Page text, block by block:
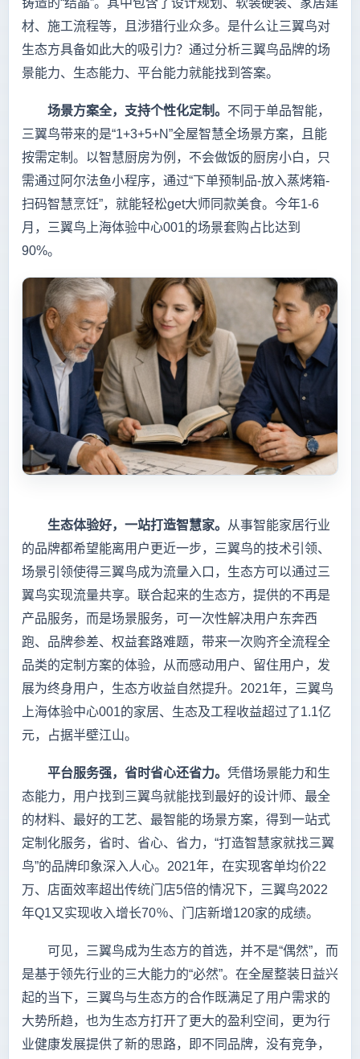
铸造的“结晶”。其中包含了设计规划、软装硬装、家居建
材、施工流程等，且涉猎行业众多。是什么让三翼鸟对
生态方具备如此大的吸引力？通过分析三翼鸟品牌的场
景能力、生态能力、平台能力就能找到答案。
场景方案全，支持个性化定制。 不同于单品智能，
三翼鸟带来的是“1+3+5+N”全屋智慧全场景方案，且能
按需定制。以智慧厨房为例，不会做饭的厨房小白，只
需通过阿尔法鱼小程序，通过“下单预制品-放入蒸烤箱-
扫码智慧烹饪”，就能轻松get大师同款美食。今年1-6
月，三翼鸟上海体验中心001的场景套购占比达到
90%。
生态体验好，一站打造智慧家。
从事智能家居行业
的品牌都希望能离用户更近一步，三翼鸟的技术引领、
场景引领使得三翼鸟成为流量入口，生态方可以通过三
翼鸟实现流量共享。联合起来的生态方，提供的不再是
产品服务，而是场景服务，可一次性解决用户东奔西
跑、品牌参差、权益套路难题，带来一次购齐全流程全
品类的定制方案的体验，从而感动用户、留住用户，发
展为终身用户，生态方收益自然提升。2021年，三翼鸟
上海体验中心001的家居、生态及工程收益超过了1.1亿
元，占据半壁江山。
平台服务强，省时省心还省力。 凭借场景能力和生
态能力，用户找到三翼鸟就能找到最好的设计师、最全
的材料、最好的工艺、最智能的场景方案，得到一站式
定制化服务，省时、省心、省力，“打造智慧家就找三翼
鸟”的品牌印象深入人心。2021年，在实现客单均价22
万、店面效率超出传统门店5倍的情况下，三翼鸟2022
年Q1又实现收入增长70％、门店新增120家的成绩。
可见，三翼鸟成为生态方的首选，并不是“偶然”，而
是基于领先行业的三大能力的“必然”。在全屋整装日益兴
起的当下，三翼鸟与生态方的合作既满足了用户需求的
大势所趋，也为生态方打开了更大的盈利空间，更为行
业健康发展提供了新的思路，即不同品牌，没有竞争，